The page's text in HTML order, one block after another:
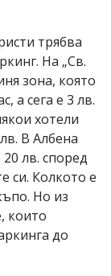
трябва
На „Св.
зона, която
а сега е 3 лв.
хотели
В Албена
лв. според
си. Колкото е
Но из
които
до